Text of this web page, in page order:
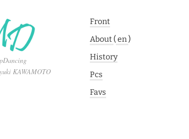
KAWAMOTO
Front
About (en)
History
Pcs
Favs